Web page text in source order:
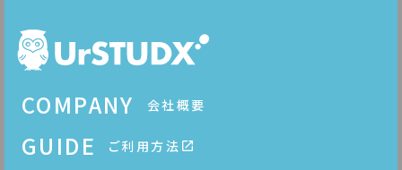
COMPANY 会社概要
GUIDE ご利用方法